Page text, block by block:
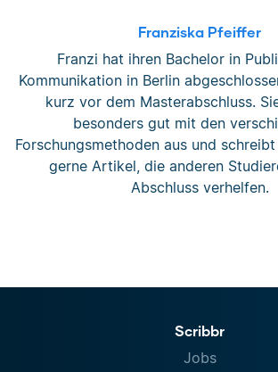
Franziska Pfeiffer
Franzi hat ihren Bachelor in
Kommunikation in Berlin
kurz vor dem Masterabschluss.
besonders gut mit den
Forschungsmethoden aus und
gerne Artikel, die anderen
Abschluss verhelfen.
Scribbr
Jobs